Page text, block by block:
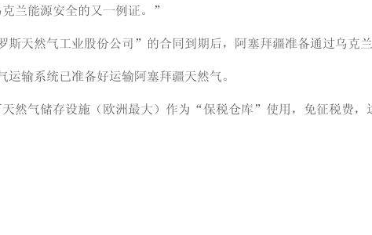
兰能源安全的又一例证。”
天然气工业股份公司”的合同到期后，阿塞拜疆准备通过乌克兰
输系统已准备好运输阿塞拜疆天然气。
然气储存设施（欧洲最大）作为“保税仓库”使用，免征税费，